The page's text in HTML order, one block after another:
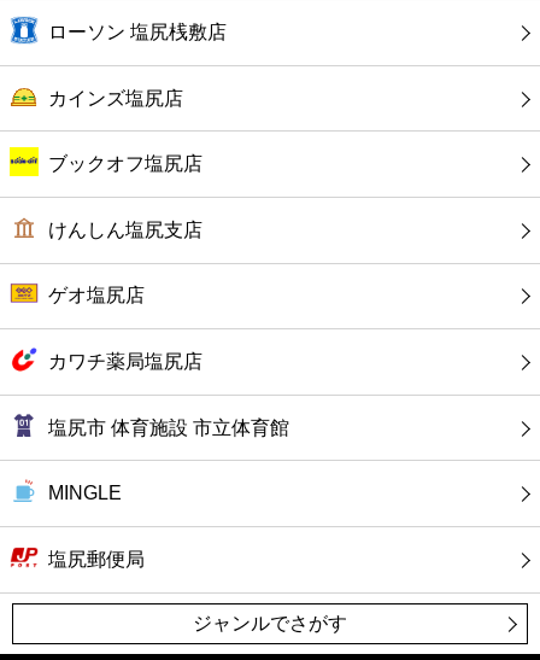
公共
ホテル
ローソン 塩尻桟敷店
カインズ塩尻店
ブックオフ塩尻店
けんしん塩尻支店
ゲオ塩尻店
カワチ薬局塩尻店
塩尻市 体育施設 市立体育館
MINGLE
塩尻郵便局
ジャンルでさがす